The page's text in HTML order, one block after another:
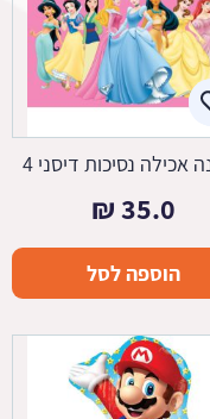
אכילה נסיכות דיסני 4
35.0
₪
הוספה לסל